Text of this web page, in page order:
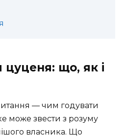
що, як і
— чим годувати
може звести з розуму
власника. Що